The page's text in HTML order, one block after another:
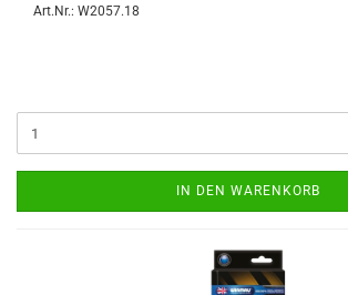
Art.Nr.: W2057.18
IN DEN WARENKORB